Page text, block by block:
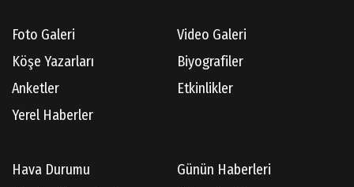
Doç.Dr.İbrahim KOÇ
Hisarcıların Son Şairini Uğurlarken
Foto Galeri
Video Galeri
Köşe Yazarları
Biyografiler
Anketler
Etkinlikler
Yerel Haberler
Hava Durumu
Günün Haberleri